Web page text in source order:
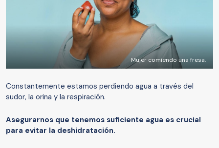
Mujer comiendo una fresa.
Constantemente estamos perdiendo agua a través del
sudor, la orina y la respiración.
Asegurarnos que tenemos suficiente agua es crucial
para evitar la deshidratación.